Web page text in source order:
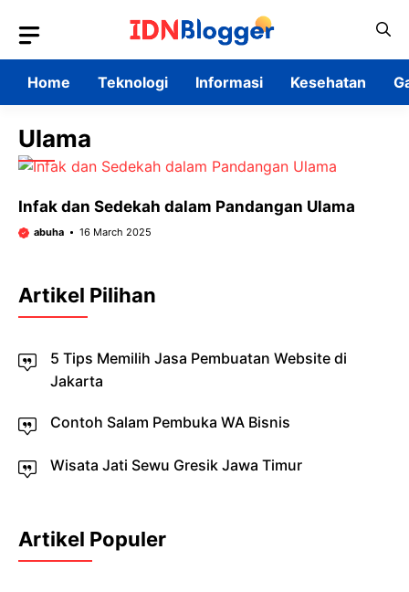
content
Home
Teknologi Informasi Kesehatan
Ulama
Infak dan Sedekah dalam Pandangan Ulama
abuha 16 March 2025
Artikel Pilihan
5 Tips Memilih Jasa Pembuatan Website di
Jakarta
Contoh Salam Pembuka WA Bisnis
Wisata Jati Sewu Gresik Jawa Timur
Artikel Populer